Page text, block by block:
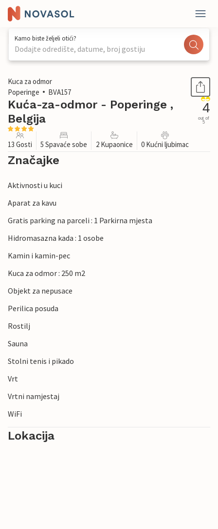
Kamo biste željeli otići?
Dodajte odredište, datume, broj gostiju
1 / 27
Kuca za odmor
Poperinge
BVA157
Kuća-za-odmor - Poperinge ,
Belgija
4
out of
5
13 Gosti 5 Spavaće sobe 2 Kupaonice 0 Kućni ljubimac
Značajke
Aktivnosti u kuci
Aparat za kavu
Gratis parking na parceli : 1 Parkirna mjesta
Hidromasazna kada : 1 osobe
Kamin i kamin-pec
Kuca za odmor : 250 m2
Objekt za nepusace
Perilica posuda
Rostilj
Sauna
Stolni tenis i pikado
Vrt
Vrtni namjestaj
WiFi
Lokacija